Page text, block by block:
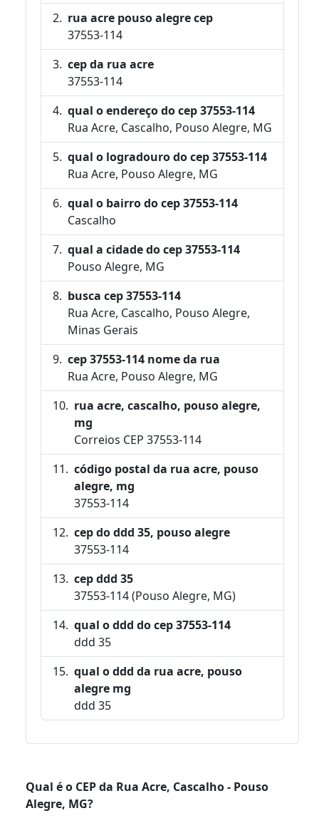
rua acre pouso alegre cep
37553-114
cep da rua acre
37553-114
qual o endereço do cep 37553-114
Rua Acre, Cascalho, Pouso Alegre, MG
qual o logradouro do cep 37553-114
Rua Acre, Pouso Alegre, MG
qual o bairro do cep 37553-114
Cascalho
qual a cidade do cep 37553-114
Pouso Alegre, MG
busca cep 37553-114
Rua Acre, Cascalho, Pouso Alegre,
Minas Gerais
cep 37553-114 nome da rua
Rua Acre, Pouso Alegre, MG
rua acre, cascalho, pouso alegre,
mg
Correios CEP 37553-114
código postal da rua acre, pouso
alegre, mg
37553-114
cep do ddd 35, pouso alegre
37553-114
cep ddd 35
37553-114 (Pouso Alegre, MG)
qual o ddd do cep 37553-114
ddd 35
qual o ddd da rua acre, pouso
alegre mg
ddd 35
Qual é o CEP da Rua Acre, Cascalho - Pouso
Alegre, MG?